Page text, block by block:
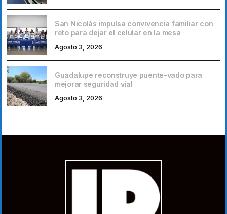
San Nicolás impulsa convivencia familiar con
reto para dejar el celular en la mesa
Agosto 3, 2026
Guadalupe reconstruye puente-vado para
mejorar seguridad vial
Agosto 3, 2026